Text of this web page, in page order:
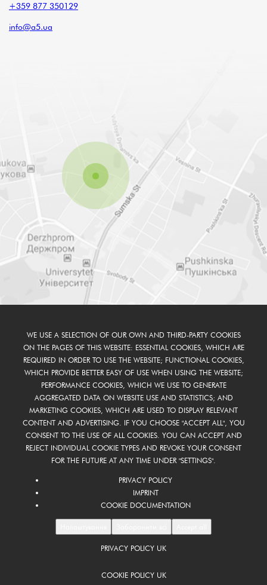
+359 877 350129
info@a5.ua
PRIVACY POLICY UK
COOKIE POLICY UK
WE USE A SELECTION OF OUR OWN AND THIRD-PARTY COOKIES
ON THE PAGES OF THIS WEBSITE: ESSENTIAL COOKIES, WHICH ARE
REQUIRED IN ORDER TO USE THE WEBSITE; FUNCTIONAL COOKIES,
WHICH PROVIDE BETTER EASY OF USE WHEN USING THE WEBSITE;
PERFORMANCE COOKIES, WHICH WE USE TO GENERATE
AGGREGATED DATA ON WEBSITE USE AND STATISTICS; AND
MARKETING COOKIES, WHICH ARE USED TO DISPLAY RELEVANT
CONTENT AND ADVERTISING. IF YOU CHOOSE "ACCEPT ALL", YOU
CONSENT TO THE USE OF ALL COOKIES. YOU CAN ACCEPT AND
REJECT INDIVIDUAL COOKIE TYPES AND REVOKE YOUR CONSENT
FOR THE FUTURE AT ANY TIME UNDER "SETTINGS".
PRIVACY POLICY
IMPRINT
COOKIE DOCUMENTATION